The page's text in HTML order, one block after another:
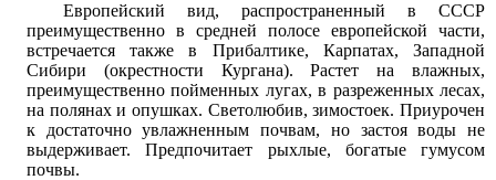
Европейский вид, распространенный в СССР
преимущественно в средней полосе европейской части,
встречается также в Прибалтике, Карпатах, Западной
Сибири (окрестности Кургана). Растет на влажных,
преимущественно пойменных лугах, в разреженных лесах,
на полянах и опушках. Светолюбив, зимостоек. Приурочен
к достаточно увлажненным почвам, но застоя воды не
выдерживает. Предпочитает рыхлые, богатые гумусом
почвы.